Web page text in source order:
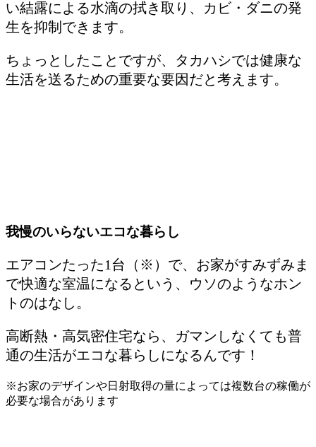
い結露による水滴の拭き取り、カビ・ダニの発
生を抑制できます。
ちょっとしたことですが、タカハシでは健康な
生活を送るための重要な要因だと考えます。
我慢のいらないエコな暮らし
エアコンたった1台（※）で、お家がすみずみま
で快適な室温になるという、ウソのようなホン
トのはなし。
高断熱・高気密住宅なら、ガマンしなくても普
通の生活がエコな暮らしになるんです！
※お家のデザインや日射取得の量によっては複数台の稼働が
必要な場合があります